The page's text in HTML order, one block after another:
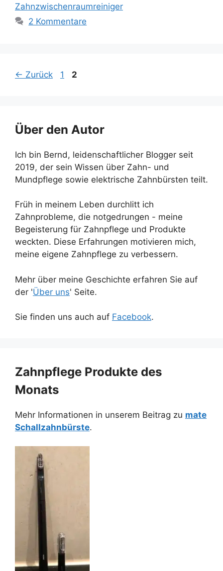
Zahnzwischenraumreiniger
2 Kommentare
← Zurück Seite
1 Seite
2
Über den Autor
Ich bin Bernd, leidenschaftlicher Blogger seit
2019, der sein Wissen über Zahn- und
Mundpflege sowie elektrische Zahnbürsten teilt.
Früh in meinem Leben durchlitt ich
Zahnprobleme, die notgedrungen - meine
Begeisterung für Zahnpflege und Produkte
weckten. Diese Erfahrungen motivieren mich,
meine eigene Zahnpflege zu verbessern.
Mehr über meine Geschichte erfahren Sie auf
der 'Über uns' Seite.
Sie finden uns auch auf Facebook.
Zahnpflege Produkte des
Monats
Mehr Informationen in unserem Beitrag zu mate
Schallzahnbürste.